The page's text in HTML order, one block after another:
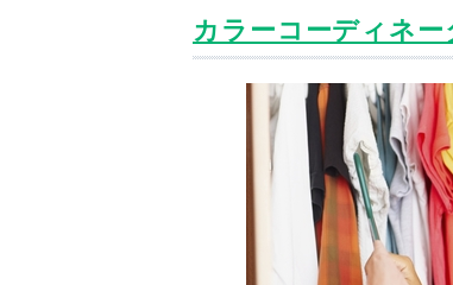
カラーコーディネ